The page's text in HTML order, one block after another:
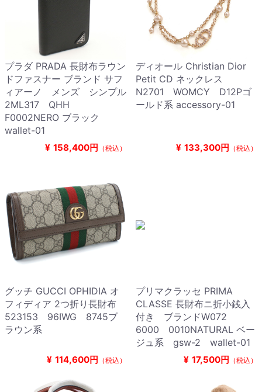
プラダ PRADA 長財布ラウン
ドファスナー ブランド サフ
ィアーノ メンズ シンプル
2ML317 QHH
F0002NERO ブラック
wallet-01
¥ 158,400円 （税込）
ディオール Christian Dior
Petit CD ネックレス
N2701 WOMCY D12Pゴ
ールド系 accessory-01
¥ 133,300円 （税込）
グッチ GUCCI OPHIDIA オ
フィディア 2つ折り長財布
523153 96IWG 8745ブ
ラウン系
¥ 114,600円 （税込）
プリマクラッセ PRIMA
CLASSE 長財布ニ折小銭入
付き ブランドW072
6000 0010NATURAL ベー
ジュ系 gsw-2 wallet-01
¥ 17,500円 （税込）